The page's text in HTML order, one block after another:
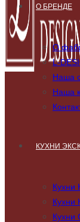
О БРЕНДЕ
О
L-
Наша
Наша
КУХНИ
Кухни
Кухни
Кухни